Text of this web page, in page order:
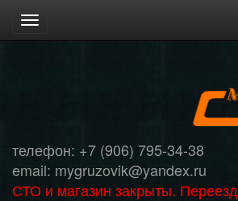
Toggle
navigation
телефон: +7 (906) 795-34-38
email: mygruzovik@yandex.ru
СТО и магазин закрыты. Переезд